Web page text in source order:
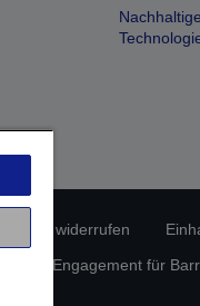
Vertrag widerrufen
Epson Engagement für